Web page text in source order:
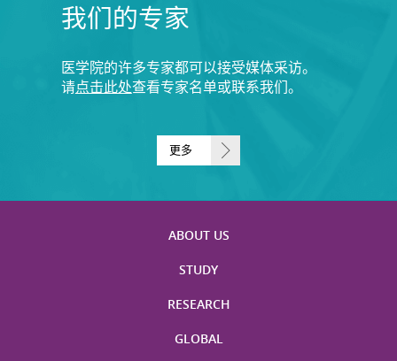
我们的专家
医学院的许多专家都可以接受媒体采访。
请点击此处查看专家名单或联系我们。
更多
ABOUT US
STUDY
RESEARCH
GLOBAL